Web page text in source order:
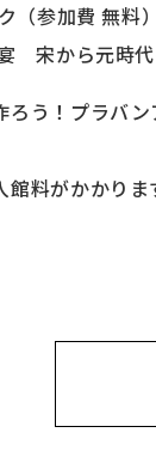
参加費 無料）
元時代を学
う！プラバン
料がかかりま